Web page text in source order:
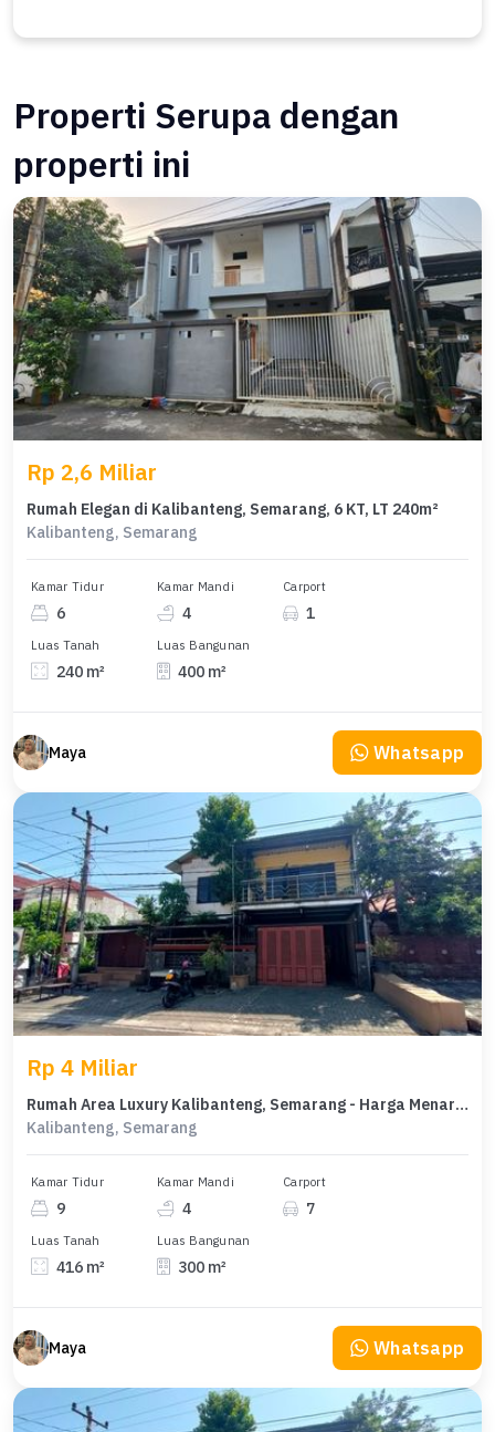
Properti Serupa dengan
properti ini
Rp 2,6 Miliar
Rumah Elegan di Kalibanteng, Semarang, 6 KT, LT 240m²
Kalibanteng, Semarang
Kamar Tidur
6
Kamar Mandi
4
Carport
1
Luas Tanah
240 m²
Luas Bangunan
400 m²
Maya Whatsapp
Rp 4 Miliar
Rumah Area Luxury Kalibanteng, Semarang - Harga Menarik 4 Miliar
Kalibanteng, Semarang
Kamar Tidur
9
Kamar Mandi
4
Carport
7
Luas Tanah
416 m²
Luas Bangunan
300 m²
Maya Whatsapp